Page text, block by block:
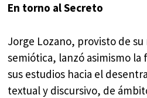
En torno al Secreto
Jorge Lozano, provisto de
semiótica, lanzó asimismo
sus estudios hacia el
textual y discursivo, de